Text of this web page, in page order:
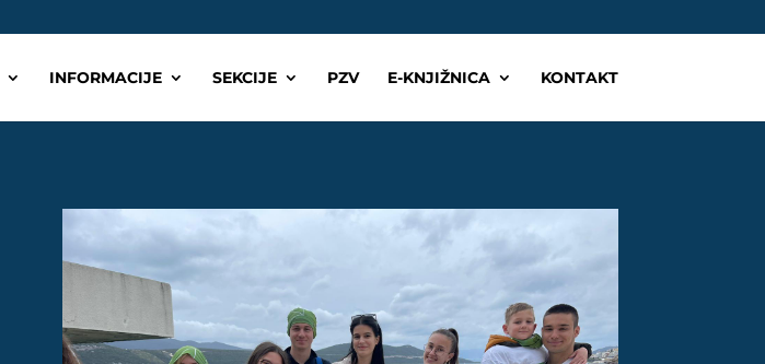
INFORMACIJE SEKCIJE PZV E-KNJIŽNICA KONTAKT